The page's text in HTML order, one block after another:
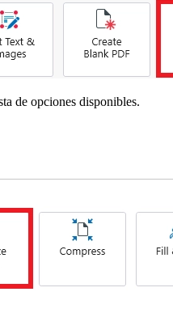
de opciones disponibles.